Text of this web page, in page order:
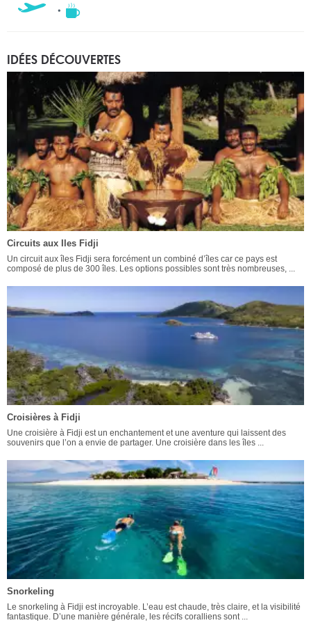
IDÉES DÉCOUVERTES
Circuits aux Iles Fidji
Un circuit aux îles Fidji sera forcément un combiné d’îles car ce pays est
composé de plus de 300 îles. Les options possibles sont très nombreuses, ...
Croisières à Fidji
Une croisière à Fidji est un enchantement et une aventure qui laissent des
souvenirs que l’on a envie de partager. Une croisière dans les îles ...
Snorkeling
Le snorkeling à Fidji est incroyable. L’eau est chaude, très claire, et la visibilité
fantastique. D’une manière générale, les récifs coralliens sont ...